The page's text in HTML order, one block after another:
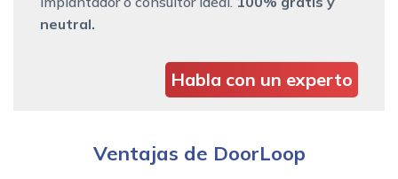
neutral.
Habla con un experto
Ventajas de DoorLoop